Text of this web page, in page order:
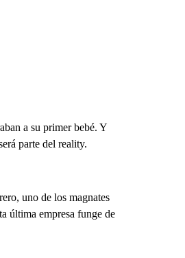
a su primer bebé. Y
parte del reality.
uno de los magnates
última empresa funge de